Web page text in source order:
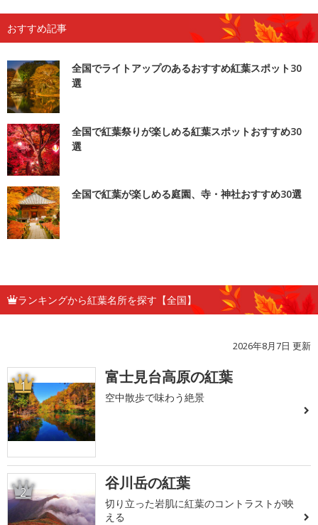
おすすめ記事
全国でライトアップのあるおすすめ紅葉スポット30
選
全国で紅葉祭りが楽しめる紅葉スポットおすすめ30
選
全国で紅葉が楽しめる庭園、寺・神社おすすめ30選
ランキングから紅葉名所を探す【全国】
2026年8月7日 更新
1 富士見台高原の紅葉
空中散歩で味わう絶景
2 谷川岳の紅葉
切り立った岩肌に紅葉のコントラストが映
える